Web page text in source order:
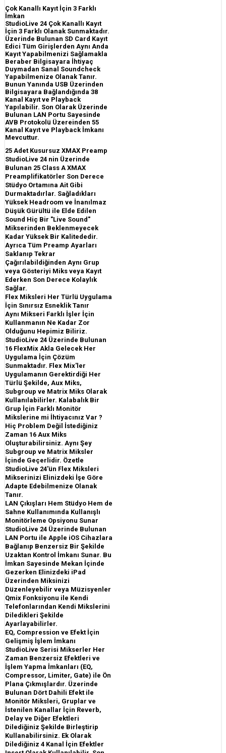
Çok Kanallı Kayıt İçin 3 Farklı
İmkan
StudioLive 24 Çok Kanallı Kayıt
İçin 3 Farklı Olanak Sunmaktadır.
Üzerinde Bulunan SD Card Kayıt
Edici Tüm Girişlerden Aynı Anda
Kayıt Yapabilmenizi Sağlamakla
Beraber Bilgisayara İhtiyaç
Duymadan Sanal Soundcheck
Yapabilmenize Olanak Tanır.
Bunun Yanında USB Üzerinden
Bilgisayara Bağlandığında 38
Kanal Kayıt ve Playback
Yapılabilir. Son Olarak Üzerinde
Bulunan LAN Portu Sayesinde
AVB Protokolü Üzereinden 55
Kanal Kayıt ve Playback İmkanı
Mevcuttur.
25 Adet Kusursuz XMAX Preamp
StudioLive 24 nin Üzerinde
Bulunan 25 Class A XMAX
Preamplifikatörler Son Derece
Stüdyo Ortamına Ait Gibi
Durmaktadırlar. Sağladıkları
Yüksek Headroom ve İnanılmaz
Düşük Gürültü ile Elde Edilen
Sound Hiç Bir "Live Sound"
Mikserinden Beklenmeyecek
Kadar Yüksek Bir Kalitededir.
Ayrıca Tüm Preamp Ayarları
Saklanıp Tekrar
Çağırılabildiğinden Aynı Grup
veya Gösteriyi Miks veya Kayıt
Ederken Son Derece Kolaylık
Sağlar.
Flex Miksleri Her Türlü Uygulama
İçin Sınırsız Esneklik Tanır
Aynı Mikseri Farklı İşler İçin
Kullanmanın Ne Kadar Zor
Olduğunu Hepimiz Biliriz.
StudioLive 24 Üzerinde Bulunan
16 FlexMix Akla Gelecek Her
Uygulama İçin Çözüm
Sunmaktadır. Flex Mix'ler
Uygulamanın Gerektirdiği Her
Türlü Şekilde, Aux Miks,
Subgroup ve Matrix Miks Olarak
Kullanılabilirler. Kalabalık Bir
Grup İçin Farklı Monitör
Mikslerine mi İhtiyacınız Var ?
Hiç Problem Değil İstediğiniz
Zaman 16 Aux Miks
Oluşturabilirsiniz. Aynı Şey
Subgroup ve Matrix Miksler
İçinde Geçerlidir. Özetle
StudioLive 24'ün Flex Miksleri
Mikserinizi Elinizdeki İşe Göre
Adapte Edebilmenize Olanak
Tanır.
LAN Çıkışları Hem Stüdyo Hem de
Sahne Kullanımında Kullanışlı
Monitörleme Opsiyonu Sunar
StudioLive 24 Üzerinde Bulunan
LAN Portu ile Apple iOS Cihazlara
Bağlanıp Benzersiz Bir Şekilde
Uzaktan Kontrol İmkanı Sunar. Bu
İmkan Sayesinde Mekan İçinde
Gezerken Elinizdeki iPad
Üzerinden Miksinizi
Düzenleyebilir veya Müzisyenler
Qmix Fonksiyonu ile Kendi
Telefonlarından Kendi Mikslerini
Diledikleri Şekilde
Ayarlayabilirler.
EQ, Compression ve Efekt İçin
Gelişmiş İşlem İmkanı
StudioLive Serisi Mikserler Her
Zaman Benzersiz Efektleri ve
İşlem Yapma İmkanları (EQ,
Compressor, Limiter, Gate) ile Ön
Plana Çıkmışlardır. Üzerinde
Bulunan Dört Dahili Efekt ile
Monitör Miksleri, Gruplar ve
İstenilen Kanallar İçin Reverb,
Delay ve Diğer Efektleri
Dilediğiniz Şekilde Birleştirip
Kullanabilirsiniz. Ek Olarak
Dilediğiniz 4 Kanal İçin Efektler